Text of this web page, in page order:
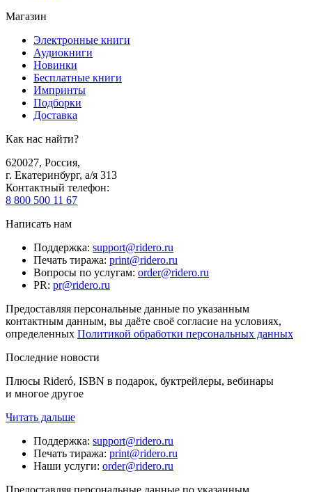
Магазин
Электронные книги
Аудиокниги
Новинки
Бесплатные книги
Импринты
Подборки
Доставка
Как нас найти?
620027, Россия,
г. Екатеринбург, а/я 313
Контактный телефон:
8 800 500 11 67
Написать нам
Поддержка: support@ridero.ru
Печать тиража: print@ridero.ru
Вопросы по услугам: order@ridero.ru
PR: pr@ridero.ru
Предоставляя персональные данные по указанным
контактным данным, вы даёте своё согласие на условиях,
определенных Политикой обработки персональных данных
Последние новости
Плюсы Rideró, ISBN в подарок, буктрейлеры, вебинары
и многое другое
Читать дальше
Поддержка: support@ridero.ru
Печать тиража: print@ridero.ru
Наши услуги: order@ridero.ru
Предоставляя персональные данные по указанным